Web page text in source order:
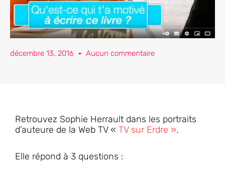
décembre 13, 2016 Aucun commentaire
Retrouvez Sophie Herrault dans les portraits
d’auteure de la Web TV « TV sur Erdre ».
Elle répond à 3 questions :